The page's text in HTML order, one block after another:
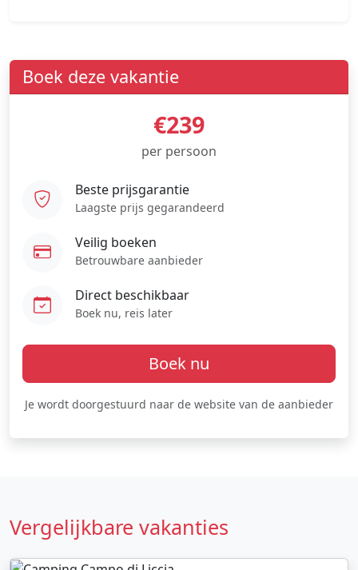
Boek deze vakantie
€239
per persoon
Beste prijsgarantie
Laagste prijs gegarandeerd
Veilig boeken
Betrouwbare aanbieder
Direct beschikbaar
Boek nu, reis later
Boek nu
Je wordt doorgestuurd naar de website van de aanbieder
Vergelijkbare vakanties